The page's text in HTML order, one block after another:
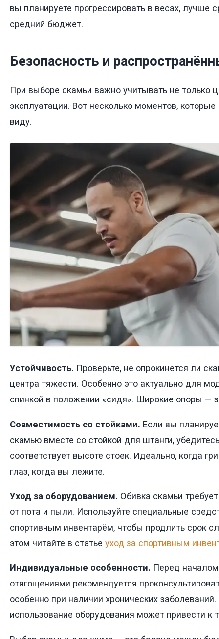
вы планируете прогрессировать в весах, лучше
средний бюджет.
Безопасность и
При выборе скамьи важно учитывать не только
эксплуатации. Вот несколько моментов, которые
виду.
Устойчивость. Проверьте, не опрокинется ли
центра тяжести. Особенно это актуально для
спинкой в положении «сидя». Широкие опоры —
Совместимость со стойками. Если вы
скамью вместе со стойкой для штанги,
соответствует высоте стоек. Идеально, когда
глаз, когда вы лежите.
Уход за оборудованием. Обивка скамьи
от пота и пыли. Используйте специальные
спортивным инвентарём, чтобы продлить срок
этом читайте в статье уход за спортивным
Индивидуальные особенности. Перед
отягощениями рекомендуется
особенно при наличии хронических
использование оборудования может привести к